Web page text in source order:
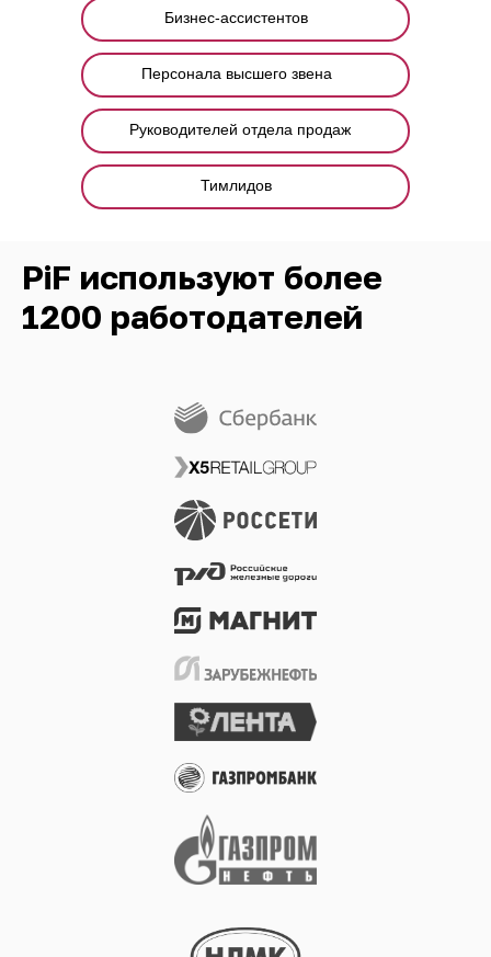
Тимлидов
Бизнес-ассистентов
Руководителей отдела продаж
Персонала высшего звена
PiF используют более
1200 работодателей